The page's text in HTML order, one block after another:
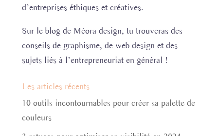
d’entreprises éthiques et créatives.
Sur le blog de Méora design, tu trouveras des
conseils de graphisme, de web design et des
sujets liés à l’entrepreneuriat en général !
Les articles récents
10 outils incontournables pour créer sa palette de
couleurs